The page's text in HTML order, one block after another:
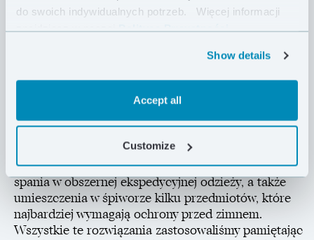
do swoich indywidualnych potrzeb.
Więcej informacji
znajdziesz w naszejPolityce Prywatności .
Show details
Accept all
Customize
wzdłuż śpiwora, dodatkowo zmniejszają możliwość
jakiejkolwiek migracji puchu i stabilizują go po
bokach, tam gdzie ryzyko zakłócenia wydajnej izolacji
jest najwyższe. Zaawansowana konstrukcja kaptura i
jesteśmy najbardziej wrażliwi. Kaptur regulowany jest
elastycznymi linkami, a długie pullery przy suwakach
dają się łatwo chwycić w grubych rękawicach. Śpiwór
posiada dwie wewnętrzne kieszenie wykonane z
siatki, dzięki czemu łatwo można kontrolować ich
zawartość. Jego szerszy krój zapewnia możliwość
spania w obszernej ekspedycyjnej odzieży, a także
umieszczenia w śpiworze kilku przedmiotów, które
najbardziej wymagają ochrony przed zimnem.
Wszystkie te rozwiązania zastosowaliśmy pamiętając